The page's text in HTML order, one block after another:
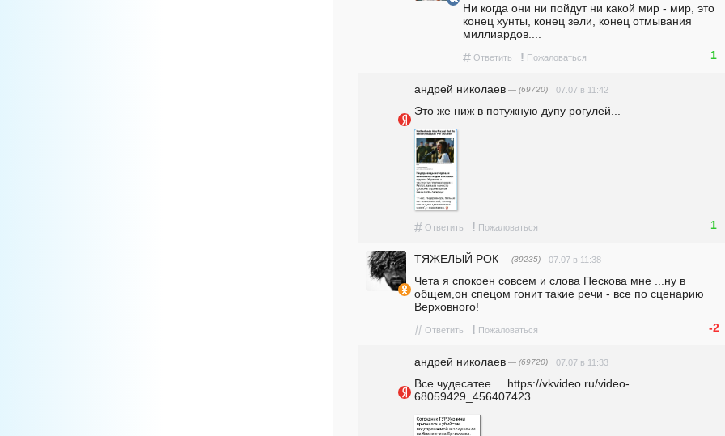
Ни когда они ни пойдут ни какой мир - мир, это
конец хунты, конец зели, конец отмывания
миллиардов....
# Ответить ! Пожаловаться 1
андpeй николаев — (69720) 07.07 в 11:42
Это же ниж в потужную дупу рогулей...
# Ответить ! Пожаловаться 1
ТЯЖЕЛЫЙ РОК — (39235) 07.07 в 11:38
Чета я спокоен совсем и слова Пескова мне ...ну в
общем,он спецом гонит такие речи - все по сценарию
Верховного!
# Ответить ! Пожаловаться -2
андpeй николаев — (69720) 07.07 в 11:33
Все чудесатее...  https://vkvideo.ru/video-
68059429_456407423